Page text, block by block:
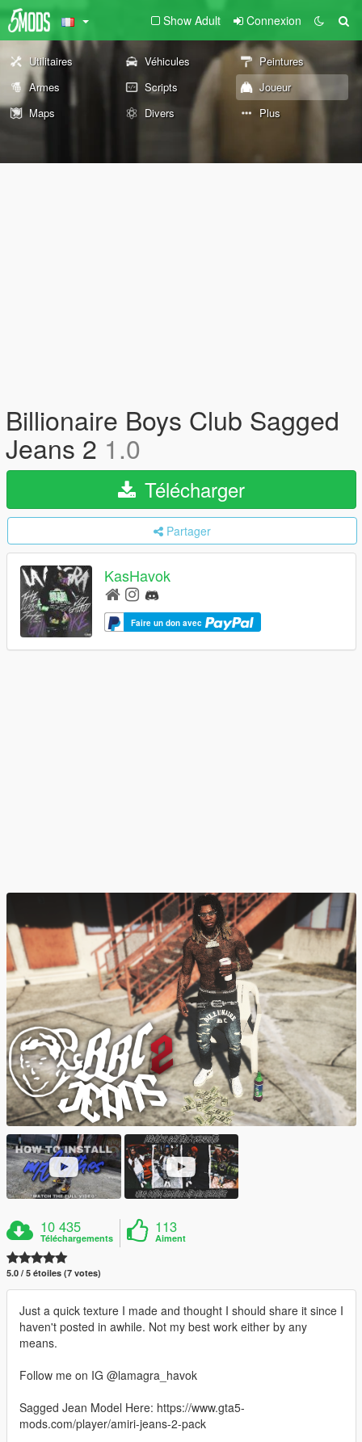
Show Adult Connexion
Utilitaires Véhicules
Peintures
Armes
Scripts
Joueur
Maps
Divers Plus
Billionaire Boys Club Sagged
Jeans 2 1.0
Télécharger
Partager
KasHavok
Faire un don avec
10 435
Téléchargements
113
Aiment
5.0 / 5 étoiles (7 votes)
Just a quick texture I made and thought I should share it since I
haven't posted in awhile. Not my best work either by any
means.
Follow me on IG @lamagra_havok
Sagged Jean Model Here: https://www.gta5-
mods.com/player/amiri-jeans-2-pack